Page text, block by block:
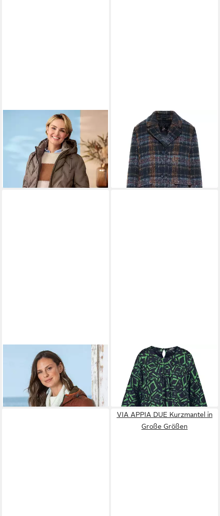
BARBARA LEBEK
Steppmantel
149,49 € 229,99 €
BARBARA LEBEKLangmantel
Mantel Winter
169,99 €
BARBARA LEBEK
Steppmantel
91,99 € 195,49 €
-53%
SAMOONMinikleid
83,99 € UVP119,99 €
-30%
VIA APPIA DUE Kurzmantel in
Große Größen